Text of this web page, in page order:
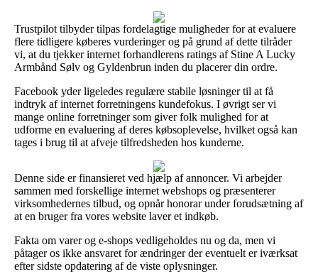
Trustpilot tilbyder tilpas fordelagtige muligheder for at evaluere
flere tidligere køberes vurderinger og på grund af dette tilråder
vi, at du tjekker internet forhandlerens ratings af Stine A Lucky
Armbånd Sølv og Gyldenbrun inden du placerer din ordre.
Facebook yder ligeledes regulære stabile løsninger til at få
indtryk af internet forretningens kundefokus. I øvrigt ser vi
mange online forretninger som giver folk mulighed for at
udforme en evaluering af deres købsoplevelse, hvilket også kan
tages i brug til at afveje tilfredsheden hos kunderne.
Denne side er finansieret ved hjælp af annoncer. Vi arbejder
sammen med forskellige internet webshops og præsenterer
virksomhedernes tilbud, og opnår honorar under forudsætning af
at en bruger fra vores website laver et indkøb.
Fakta om varer og e-shops vedligeholdes nu og da, men vi
påtager os ikke ansvaret for ændringer der eventuelt er iværksat
efter sidste opdatering af de viste oplysninger.